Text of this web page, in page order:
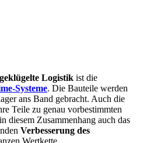
Logistik ist die
Systeme. Die Bauteile werden
ans Band gebracht. Auch die
Teile zu genau vorbestimmten
diesem Zusammenhang auch das
Verbesserung des
Wertkette.